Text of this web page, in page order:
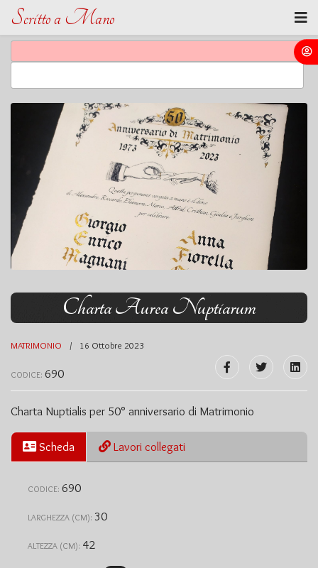
Scritto a Mano
Charta Aurea Nuptiarum
MATRIMONIO 16 Ottobre 2023
CODICE: 690
Charta Nuptialis per 50° anniversario di Matrimonio
Scheda Lavori collegati
CODICE: 690
LARGHEZZA (CM): 30
ALTEZZA (CM): 42